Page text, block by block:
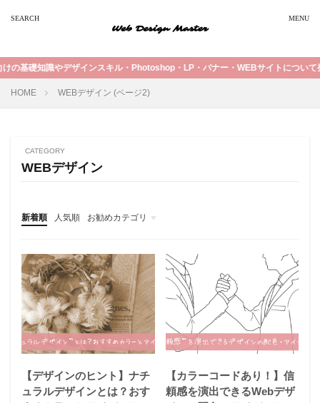
やデザインスキル・Photoshop・LP・バナー・WEBサイトについて発信中！
HOME WEBデザイン (ページ2)
CATEGORY
WEBデザイン
新着順 人気順 お勧めカテゴリ
トレース
フッターエリア
【デザインのヒント】ナチ
ュラルデザインとは？おす
【カラーコードあり！】信
頼感を演出できるWebデザ